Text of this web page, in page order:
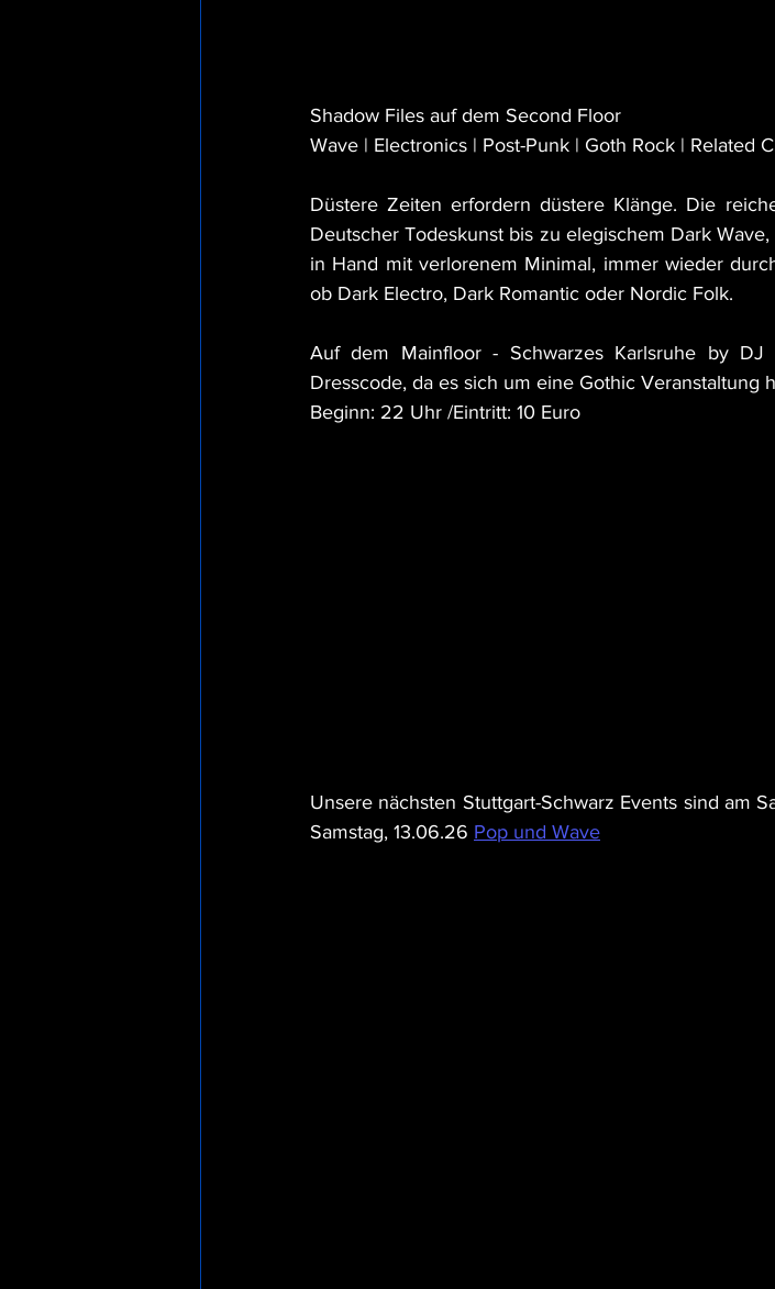
Shadow Files auf dem Second Floor
Wave | Electronics | Post-Punk | Goth Rock | Related
Düstere Zeiten erfordern düstere Klänge. Die
Deutscher Todeskunst bis zu elegischem Dark
in Hand mit verlorenem Minimal, immer wieder
ob Dark Electro, Dark Romantic oder Nordic Folk.
Auf dem Mainfloor - Schwarzes Karlsruhe by
Dresscode, da es sich um eine Gothic Veranstaltung
Beginn: 22 Uhr /Eintritt: 10 Euro
Unsere nächsten Stuttgart-Schwarz Events sind am
Samstag, 13.06.26 Pop und Wave